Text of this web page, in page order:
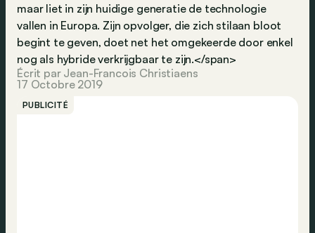
maar liet in zijn huidige generatie de technologie
vallen in Europa. Zijn opvolger, die zich stilaan bloot
begint te geven, doet net het omgekeerde door enkel
nog als hybride verkrijgbaar te zijn.</span>
Écrit par Jean-Francois Christiaens
17 Octobre 2019
PUBLICITÉ